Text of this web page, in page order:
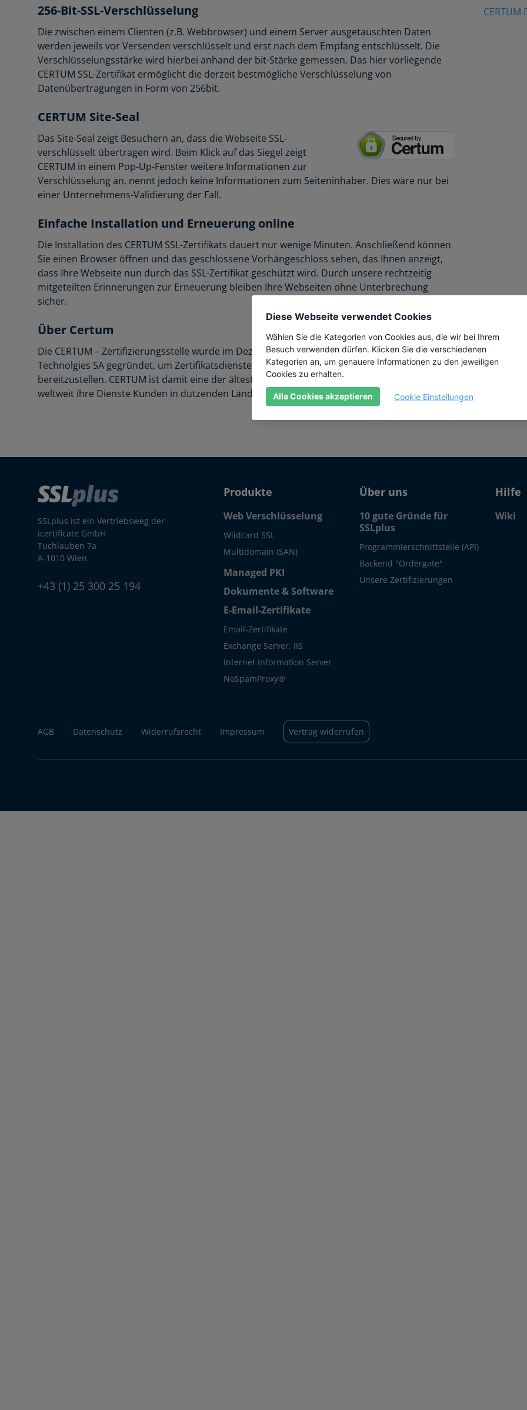
256-Bit-SSL-Verschlüsselung
Die zwischen einem Clienten (z.B. Webbrowser) und einem Server ausgetauschten Daten
werden jeweils vor Versenden verschlüsselt und erst nach dem Empfang entschlüsselt. Die
Verschlüsselungsstärke wird hierbei anhand der bit-Stärke gemessen. Das hier vorliegende
CERTUM SSL-Zertifikat ermöglicht die derzeit bestmögliche Verschlüsselung von
Datenübertragungen in Form von 256bit.
CERTUM Site-Seal
Das Site-Seal zeigt Besuchern an, dass die Webseite SSL-
verschlüsselt übertragen wird. Beim Klick auf das Siegel zeigt
CERTUM in einem Pop-Up-Fenster weitere Informationen zur
Verschlüsselung an, nennt jedoch keine Informationen zum Seiteninhaber. Dies wäre nur bei
einer Unternehmens-Validierung der Fall.
Einfache Installation und Erneuerung online
Die Installation des CERTUM SSL-Zertifikats dauert nur wenige Minuten. Anschließend können
Sie einen Browser öffnen und das geschlossene Vorhängeschloss sehen, das Ihnen anzeigt,
dass Ihre Webseite nun durch das SSL-Zertifikat geschützt wird. Durch unsere rechtzeitig
mitgeteilten Erinnerungen zur Erneuerung bleiben Ihre Webseiten ohne Unterbrechung
sicher.
Über Certum
Die CERTUM – Zertifizierungsstelle wurde im Dezember 1998 als Abteilung der Unizeto
Technolgies SA gegründet, um Zertifikatsdienste mit Bezug zur elektronischen Signatur
bereitzustellen. CERTUM ist damit eine der ältesten und größten öffentlichen CAs in Polen, die
weltweit ihre Dienste Kunden in dutzenden Ländern anbietet.
CERTUM
SSLplus ist ein Vertriebsweg der
icertificate GmbH
Tuchlauben 7a
A-1010 Wien
+43 (1) 25 300 25 194
Produkte
Web Verschlüsselung
Wildcard SSL
Multidomain (SAN)
Managed PKI
Dokumente & Software
E-Email-Zertifikate
Email-Zertifikate
Exchange Server, IIS
Internet Information Server
NoSpamProxy®
Über uns
10 gute Gründe für
SSLplus
Programmierschnittstelle (API)
Backend "Ordergate"
Unsere Zertifizierungen
Hilfe
Wiki
AGB Datenschutz Widerrufsrecht Impressum Vertrag widerrufen
Diese Webseite verwendet Cookies
Wählen Sie die Kategorien von Cookies aus, die wir bei Ihrem
Besuch verwenden dürfen. Klicken Sie die verschiedenen
Kategorien an, um genauere Informationen zu den jeweiligen
Cookies zu erhalten.
Alle Cookies akzeptieren Cookie Einstellungen